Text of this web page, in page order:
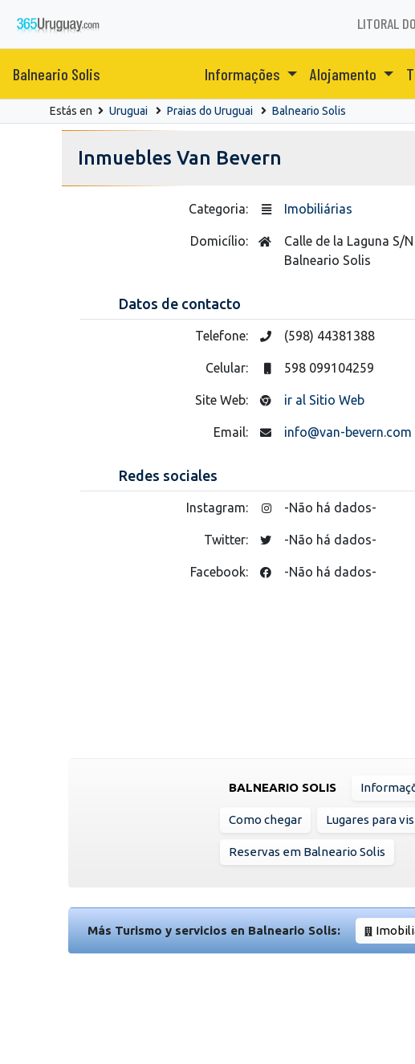
LITORAL
Balneario Solis Informações Alojamento
Estás en Uruguai Praias do Uruguai Balneario Solis
Inmuebles Van Bevern
Categoria: Imobiliárias
Domicílio:
Calle de la Laguna S/N
Balneario Solis
Datos de contacto
Telefone: (598) 44381388
Celular: 598 099104259
Site Web: ir al Sitio Web
Email: info@van-bevern.com
Redes sociales
Instagram: -Não há dados-
Twitter: -Não há dados-
Facebook: -Não há dados-
BALNEARIO SOLIS
Como chegar Lugares para
Reservas em Balneario Solis
Más Turismo y servicios en Balneario Solis: